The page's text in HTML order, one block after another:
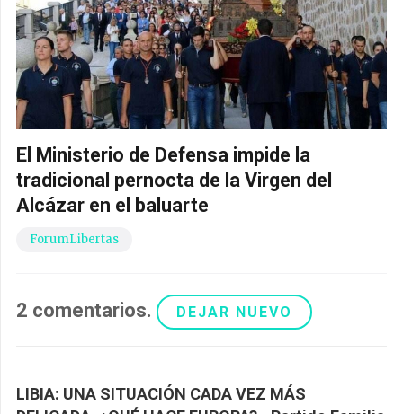
El Ministerio de Defensa impide la
tradicional pernocta de la Virgen del
Alcázar en el baluarte
ForumLibertas
2 comentarios. DEJAR NUEVO
LIBIA: UNA SITUACIÓN CADA VEZ MÁS